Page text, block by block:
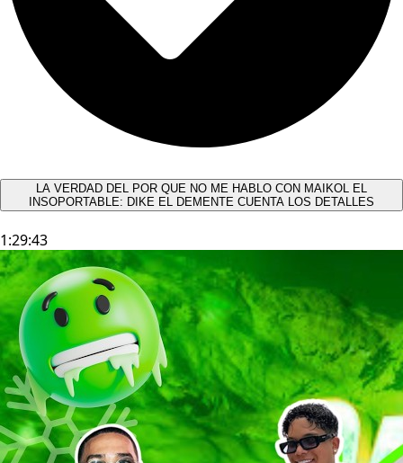
LA VERDAD DEL POR QUE NO ME HABLO CON MAIKOL EL
INSOPORTABLE: DIKE EL DEMENTE CUENTA LOS DETALLES
1:29:43